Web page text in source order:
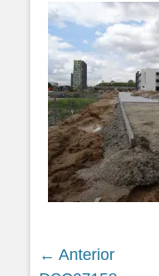
Navegación
← Anterior